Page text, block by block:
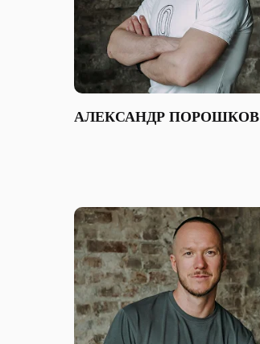
АЛЕКСАНДР ПОРОШКОВ